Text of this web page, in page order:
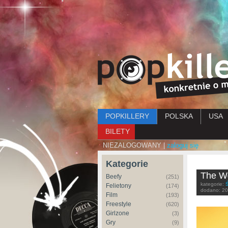
Menu główne
POPKILLERY POLSKA USA
BILETY
NIEZALOGOWANY | zaloguj się
Kategorie
Beefy (251)
Felietony (174)
Film (193)
Freestyle (620)
Girlzone (3)
Gry (9)
The
kategorie:
dodano: